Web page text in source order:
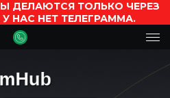
ДЕЛАЮТСЯ ТОЛЬКО ЧЕРЕЗ
НАС НЕТ ТЕЛЕГРАММА.